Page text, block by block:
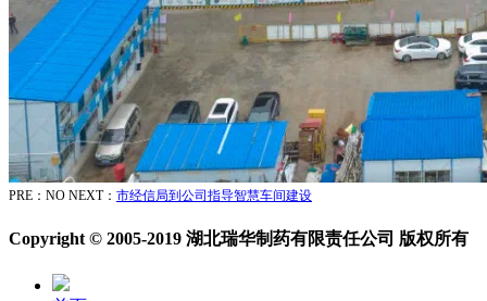
PRE：NO NEXT： 市经信局到公司指导智慧车间建设
Copyright © 2005-2019 湖北瑞华制药有限责任公司 版权所有